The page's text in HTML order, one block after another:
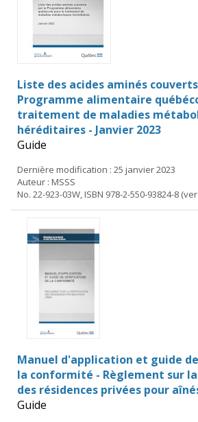
Liste des acides aminés
Programme alimentaire
traitement de maladies
héréditaires - Janvier 2023
Guide
Dernière modification : 25 janvier 2023
Auteur : MSSS
No. 22-923-03W, ISBN 978-2-550-93824-8
Manuel d'application et guide
la conformité - Règlement sur
des résidences privées pour
Guide